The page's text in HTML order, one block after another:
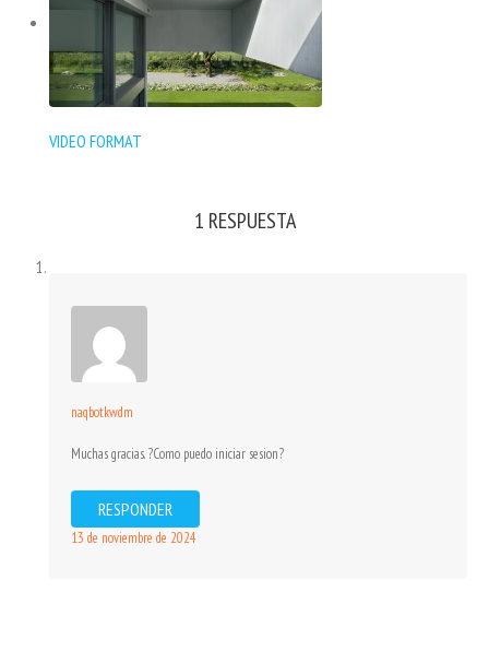
VIDEO FORMAT
1 RESPUESTA
naqbotkwdm
Muchas gracias. ?Como puedo iniciar sesion?
RESPONDER
13 de noviembre de 2024